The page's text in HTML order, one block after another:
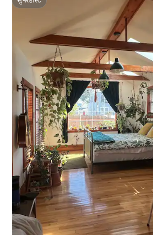
सुपरहोस्ट